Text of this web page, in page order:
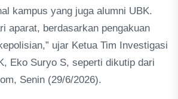
kampus yang juga alumni UBK.
aparat, berdasarkan pengakuan
ujar Ketua Tim Investigasi
Eko Suryo S, seperti dikutip dari
Senin (29/6/2026).